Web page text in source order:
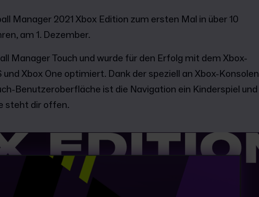
Manager 2021 Xbox Edition zum ersten Mal in über 10
am 1. Dezember.
Manager Touch und wurde für den Erfolg mit dem Xbox-
und Xbox One optimiert. Dank der speziell an Xbox-Konsolen
Benutzeroberfläche ist die Navigation ein Kinderspiel und
steht dir offen.